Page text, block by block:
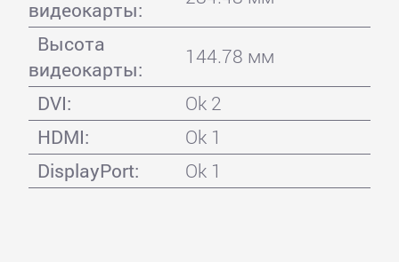
видеокарты:
Высота
видеокарты:
144.78 мм
DVI:
Ok 2
HDMI:
Ok 1
DisplayPort:
Ok 1